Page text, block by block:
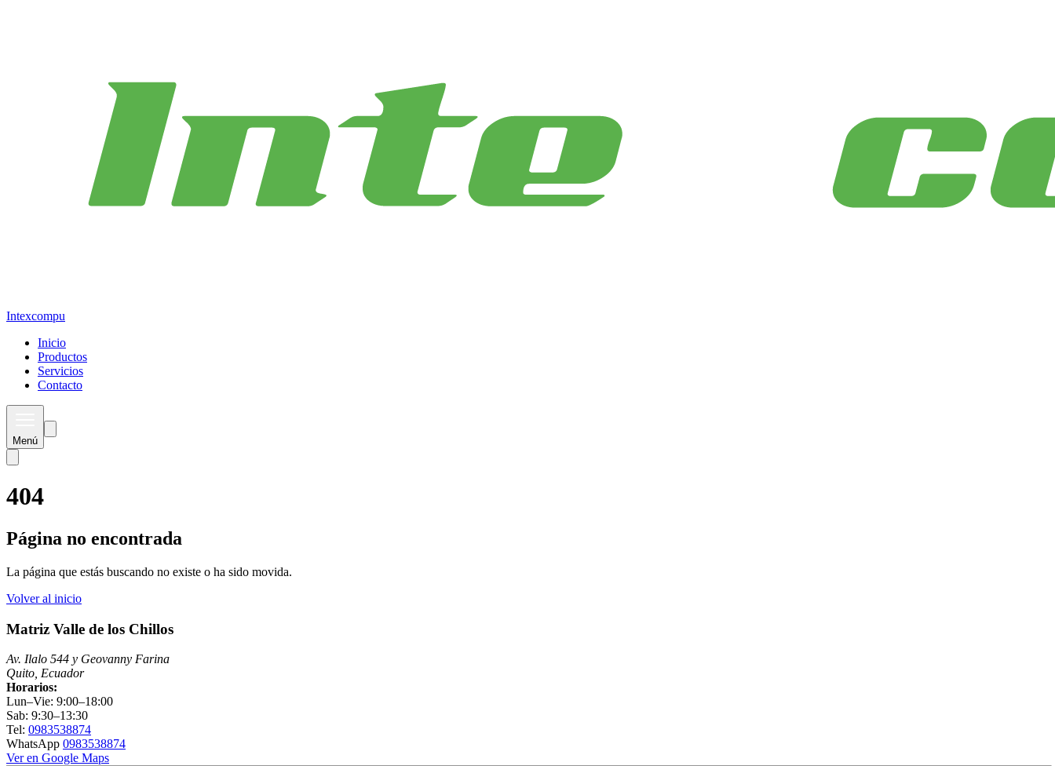
Intexcompu
Inicio
Productos
Servicios
Contacto
Menú
404
Página no encontrada
La página que estás buscando no existe o ha sido movida.
Volver al inicio
Matriz Valle de los Chillos
Av. Ilalo 544 y Geovanny Farina
Quito, Ecuador
Horarios:
Lun–Vie: 9:00–18:00
Sab: 9:30–13:30
Tel: 0983538874
WhatsApp 0983538874
Ver en Google Maps